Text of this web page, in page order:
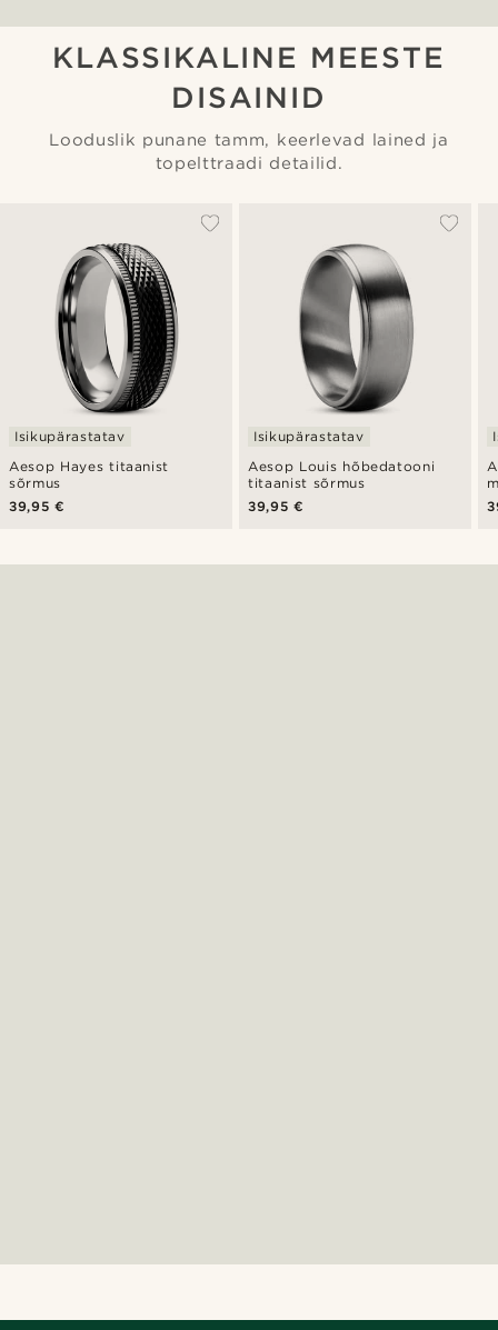
KLASSIKALINE MEESTE
DISAINID
Looduslik punane tamm, keerlevad lained ja
topelttraadi detailid.
Aesop Hayes titaanist
sõrmus
Isikupärastatav
39,95 €
Aesop Louis hõbedatooni
titaanist sõrmus
Isikupärastatav
39,95 €